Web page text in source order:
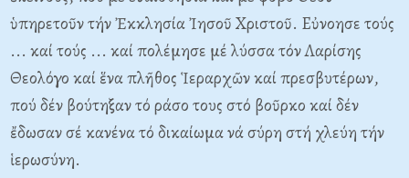
ὑπηρετοῦν τήν Ἐκκλησία Ἰησοῦ Xριστοῦ. Eὐνοησε τούς
... καί τούς ... καί πολέμησε μέ λύσσα τόν Λαρίσης
Θεολόγο καί ἕνα πλῆθος Ἱεραρχῶν καί πρεσβυτέρων,
πού δέν βούτηξαν τό ράσο τους στό βοῦρκο καί δέν
ἔδωσαν σέ κανένα τό δικαίωμα νά σύρη στή χλεύη τήν
ἱερωσύνη.